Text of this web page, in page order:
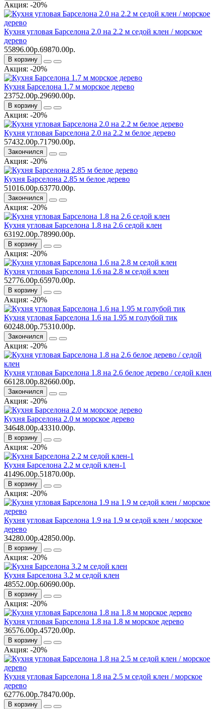
Акция: -20%
Кухня угловая Барселона 2.0 на 2.2 м седой клен / морское
дерево
55896.00р.69870.00р.
В корзину
Акция: -20%
Кухня Барселона 1.7 м морское дерево
23752.00р.29690.00р.
В корзину
Акция: -20%
Кухня угловая Барселона 2.0 на 2.2 м белое дерево
57432.00р.71790.00р.
Закончился
Акция: -20%
Кухня Барселона 2.85 м белое дерево
51016.00р.63770.00р.
Закончился
Акция: -20%
Кухня угловая Барселона 1.8 на 2.6 седой клен
63192.00р.78990.00р.
В корзину
Акция: -20%
Кухня угловая Барселона 1.6 на 2.8 м седой клен
52776.00р.65970.00р.
В корзину
Акция: -20%
Кухня угловая Барселона 1.6 на 1.95 м голубой тик
60248.00р.75310.00р.
Закончился
Акция: -20%
Кухня угловая Барселона 1.8 на 2.6 белое дерево / седой клен
66128.00р.82660.00р.
Закончился
Акция: -20%
Кухня Барселона 2.0 м морское дерево
34648.00р.43310.00р.
В корзину
Акция: -20%
Кухня Барселона 2.2 м седой клен-1
41496.00р.51870.00р.
В корзину
Акция: -20%
Кухня угловая Барселона 1.9 на 1.9 м седой клен / морское
дерево
34280.00р.42850.00р.
В корзину
Акция: -20%
Кухня Барселона 3.2 м седой клен
48552.00р.60690.00р.
В корзину
Акция: -20%
Кухня угловая Барселона 1.8 на 1.8 м морское дерево
36576.00р.45720.00р.
В корзину
Акция: -20%
Кухня угловая Барселона 1.8 на 2.5 м седой клен / морское
дерево
62776.00р.78470.00р.
В корзину